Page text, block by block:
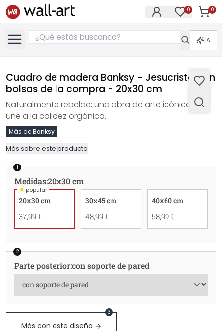
0 0
IA
Cuadro de madera Banksy - Jesucristo con
bolsas de la compra - 20x30 cm
Naturalmente rebelde: una obra de arte icónica se
une a la calidez orgánica.
Más deBanksy
Más sobre este producto
1
Medidas:20x30 cm
★popular
20x30 cm
37,99 €
30x45 cm
48,99 €
40x60 cm
58,99 €
2
Parte posterior:con soporte de pared
Más con este diseño
3